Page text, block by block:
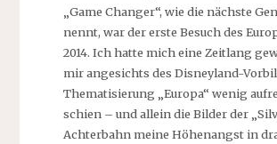
„Game Changer“, wie die nächste
nennt, war der erste Besuch des
2014. Ich hatte mich eine Zeitlang
mir angesichts des Disneyland-
Thematisierung „Europa“ wenig
schien – und allein die Bilder der
Achterbahn meine Höhenangst in